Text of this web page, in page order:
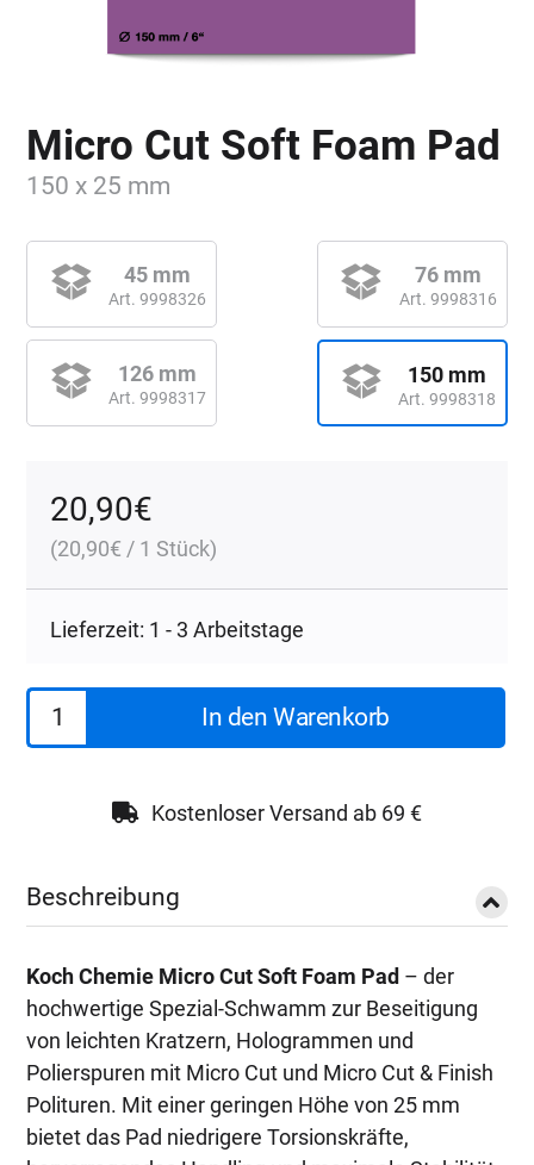
Micro Cut Soft Foam Pad
150 x 25 mm
45 mm
Art. 9998326
76 mm
Art. 9998316
126 mm
Art. 9998317
150 mm
Art. 9998318
20,90€
(20,90€ / 1 Stück)
Lieferzeit: 1 - 3 Arbeitstage
Koch
Chemie
Foam
Pad
150
x
25mm
Menge
In den Warenkorb
Kostenloser Versand ab 69 €
Beschreibung
Koch Chemie Micro Cut Soft Foam Pad – der
hochwertige Spezial-Schwamm zur Beseitigung
von leichten Kratzern, Hologrammen und
Polierspuren mit Micro Cut und Micro Cut & Finish
Polituren. Mit einer geringen Höhe von 25 mm
bietet das Pad niedrigere Torsionskräfte,